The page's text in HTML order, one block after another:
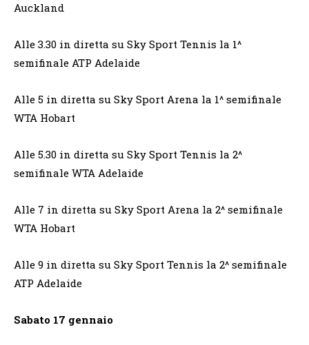
Auckland
Alle 3.30 in diretta su Sky Sport Tennis la 1^
semifinale ATP Adelaide
Alle 5 in diretta su Sky Sport Arena la 1^ semifinale
WTA Hobart
Alle 5.30 in diretta su Sky Sport Tennis la 2^
semifinale WTA Adelaide
Alle 7 in diretta su Sky Sport Arena la 2^ semifinale
WTA Hobart
Alle 9 in diretta su Sky Sport Tennis la 2^ semifinale
ATP Adelaide
Sabato 17 gennaio